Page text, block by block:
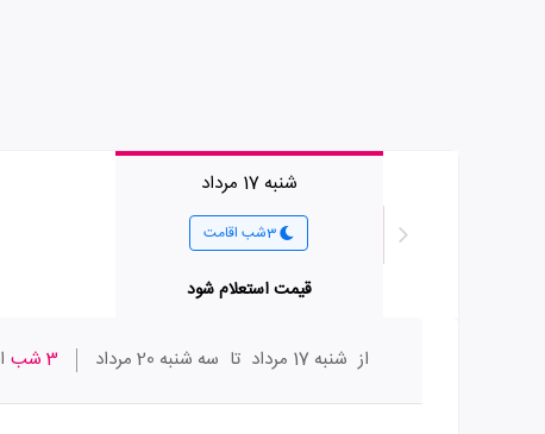
شنبه 17 مرداد
3شب اقامت
قیمت استعلام شود
از شنبه 17 مرداد تا سه شنبه 20 مرداد 3 شب